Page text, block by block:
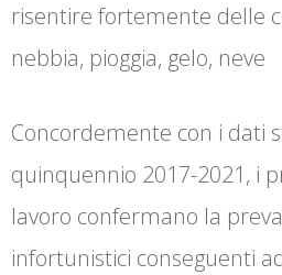
risentire fortemente delle
nebbia, pioggia, gelo, neve
Concordemente con i dati
quinquennio 2017-2021, i
lavoro confermano la
infortunistici conseguenti